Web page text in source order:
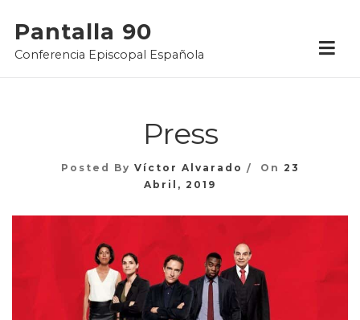
content
Pantalla 90
Conferencia Episcopal Española
Press
Posted By Víctor Alvarado On 23
Abril, 2019